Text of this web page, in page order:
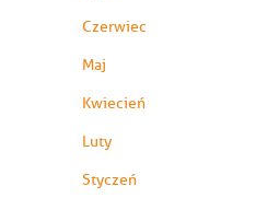
Czerwiec
Maj
Kwiecień
Luty
Styczeń